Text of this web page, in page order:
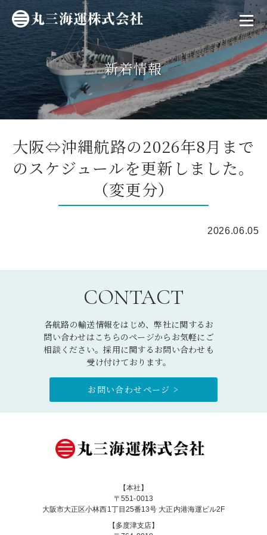
新着情報
大阪⇔沖縄航路の2026年8月まで
のスケジュールを更新しました。
（変更分）
2026.06.05
CONTACT
各航路の輸送情報をはじめ、弊社に関するお
問い合わせはこちらのページからお気軽にご
相談ください。採用に関するお問い合わせも
受け付けております。
お問い合わせページ >
【本社】
〒551-0013
大阪市大正区小林西1丁目25番13号 大正内港海運ビル2F
【多度津支店】